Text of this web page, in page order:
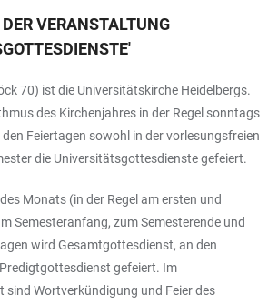
VERANSTALTUNG
'
70) ist die Universitätskirche Heidelbergs.
des Kirchenjahres in der Regel sonntags
Feiertagen sowohl in der vorlesungsfreien
die Universitätsgottesdienste gefeiert.
Monats (in der Regel am ersten und
Semesteranfang, zum Semesterende und
wird Gesamtgottesdienst, an den
gefeiert. Im
sind Wortverkündigung und Feier des